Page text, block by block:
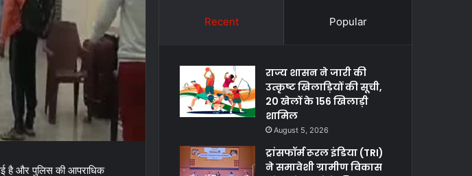
गई है और पुलिस की आपराधिक
Recent Popular
राज्य शासन ने जारी की
उत्कृष्ट खिलाड़ियों की सूची,
20 खेलों के 156 खिलाड़ी
शामिल
August 5, 2026
ट्रांसफॉर्म रूरल इंडिया (TRI)
ने समावेशी ग्रामीण विकास